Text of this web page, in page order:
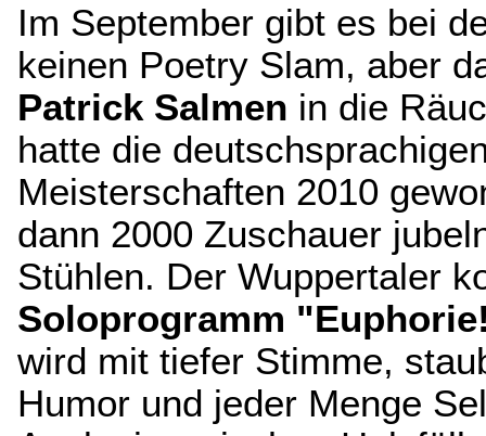
Im September gibt es bei
keinen Poetry Slam, aber
Patrick Salmen in die
hatte die
Meisterschaften 2010
dann 2000 Zuschauer
Stühlen. Der Wuppertaler
Soloprogramm
wird mit tiefer Stimme,
Humor und jeder Menge